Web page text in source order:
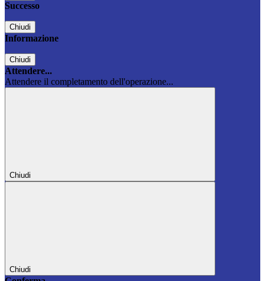
Successo
Chiudi
Informazione
Chiudi
Attendere...
Attendere il completamento dell'operazione...
Chiudi
Chiudi